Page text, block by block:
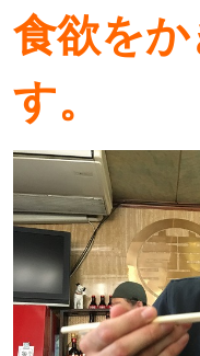
食欲を
す。